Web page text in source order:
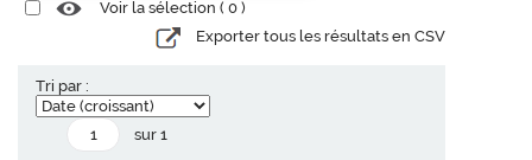
Voir la sélection ( 0 )
Exporter tous les résultats en CSV
Tri par :
sur 1